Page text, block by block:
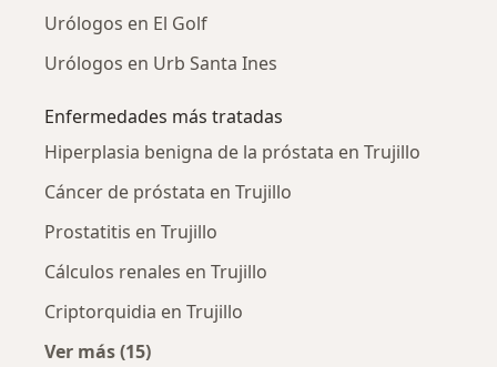
Urólogos en El Golf
Urólogos en Urb Santa Ines
Enfermedades más tratadas
Hiperplasia benigna de la próstata en Trujillo
Cáncer de próstata en Trujillo
Prostatitis en Trujillo
Cálculos renales en Trujillo
Criptorquidia en Trujillo
Ver más (15)